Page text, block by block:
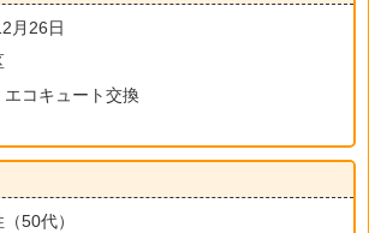
月26日
エコキュート交換
50代）